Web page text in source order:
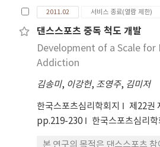
에 유의미한 영향을 미치는 것이
식습관과 그에 따른 정서를 이해
관의 형성과 더불어 운동을 통한
학문적이고 실증적인 자료를 제
2010년 대한댄스스포츠경기연
323명의 댄스스포츠 선수들을
개발된 척도를 배포하고 자료들
집된 자료에 대해서 기술통계 분
리고 탐색적 요인분석과 확인적
검사를 실시하여 타당성을 검증
본 연구 참여자의 댄스스포츠 파
살펴보았다. 그 결과, 본 연구에
2011.02 서비스 종료(열람 제한)
댄스스포츠 중독 척도 개발
Development of a Scale for
Addiction
김송미, 이강헌, 조영주, 김미저
한국스포츠심리학회지
제22권
pp.219-230
한국스포츠심리학